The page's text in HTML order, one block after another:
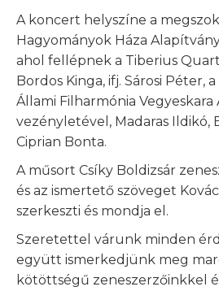
A koncert helyszíne a
Hagyományok Háza
ahol fellépnek a Tiberius
Bordos Kinga, ifj. Sárosi Péter,
Állami Filharmónia Vegyeskara
vezényletével, Madaras Ildikó,
Ciprian Bonta.
A műsort Csíky Boldizsár
és az ismertető szöveget
szerkeszti és mondja el.
Szeretettel várunk minden
együtt ismerkedjünk meg
kötöttségű zeneszerzőinkkel